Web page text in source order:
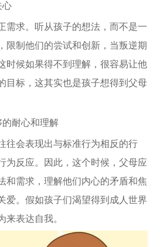
心
需求。听从孩子的想法，而不是一
限制他们的尝试和创新，当叛逆期
时候如果得不到理解，很容易让他
目标，这其实也是孩子想得到父母
耐心和理解
往会表现出与标准行为相反的行
为反应。因此，这个时候，父母应
和需求，理解他们内心的矛盾和焦
爱。假如孩子们渴望得到成人世界
来表达自我。